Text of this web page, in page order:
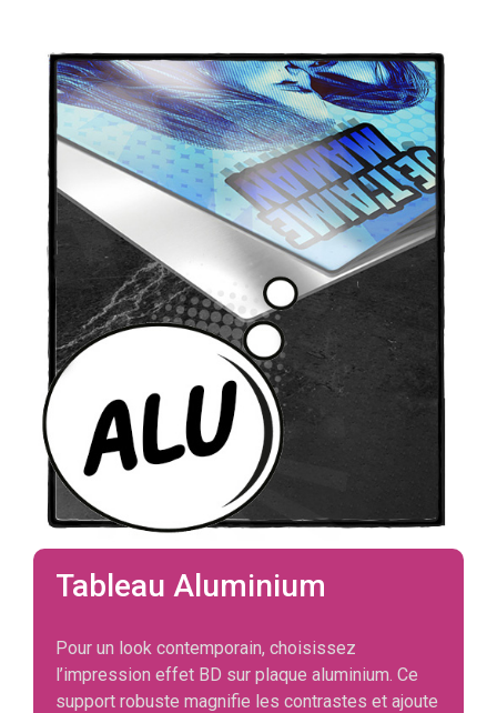
Tableau Aluminium
Pour un look contemporain, choisissez
l’impression effet BD sur plaque aluminium. Ce
support robuste magnifie les contrastes et ajoute